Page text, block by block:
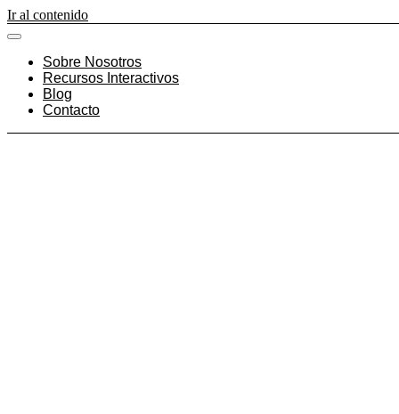
Ir al contenido
Sobre Nosotros
Recursos Interactivos
Blog
Contacto